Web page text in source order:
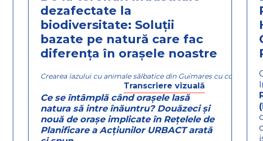
dezafectate la
biodiversitate: Soluții
bazate pe natură care fac
diferența în orașele noastre
Crearea iazului cu animale sălbatice din Guimares cu copii.
Transcriere vizuală
Ce se întâmplă când orașele lasă
natura să intre înăuntru? Douăzeci și
nouă de orașe implicate în Rețelele de
Planificare a Acțiunilor URBACT arată